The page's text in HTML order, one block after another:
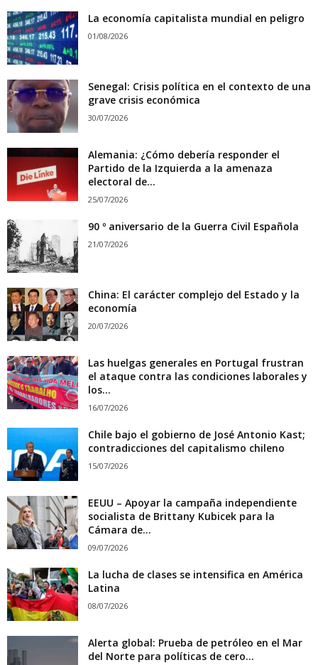
La economía capitalista mundial en peligro
01/08/2026
Senegal: Crisis política en el contexto de una
grave crisis económica
30/07/2026
Alemania: ¿Cómo debería responder el
Partido de la Izquierda a la amenaza
electoral de...
25/07/2026
90 º aniversario de la Guerra Civil Española
21/07/2026
China: El carácter complejo del Estado y la
economía
20/07/2026
Las huelgas generales en Portugal frustran
el ataque contra las condiciones laborales y
los...
16/07/2026
Chile bajo el gobierno de José Antonio Kast;
contradicciones del capitalismo chileno
15/07/2026
EEUU – Apoyar la campaña independiente
socialista de Brittany Kubicek para la
Cámara de...
09/07/2026
La lucha de clases se intensifica en América
Latina
08/07/2026
Alerta global: Prueba de petróleo en el Mar
del Norte para políticas de cero...